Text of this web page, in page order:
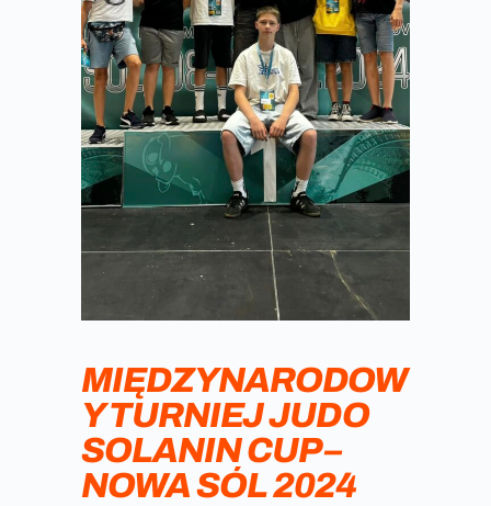
MIĘDZYNARODOW
Y TURNIEJ JUDO
SOLANIN CUP –
NOWA SÓL 2024